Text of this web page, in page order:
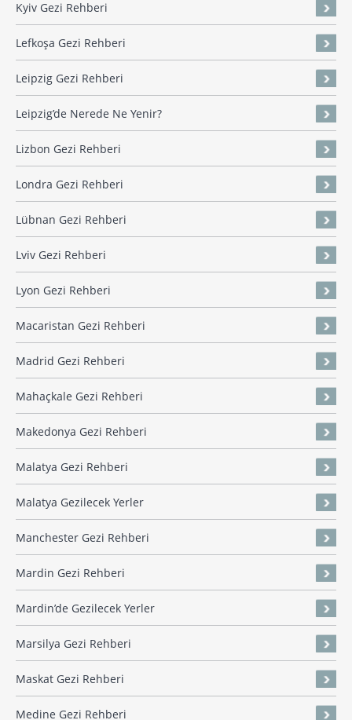
Kyiv Gezi Rehberi
Lefkoşa Gezi Rehberi
Leipzig Gezi Rehberi
Leipzig’de Nerede Ne Yenir?
Lizbon Gezi Rehberi
Londra Gezi Rehberi
Lübnan Gezi Rehberi
Lviv Gezi Rehberi
Lyon Gezi Rehberi
Macaristan Gezi Rehberi
Madrid Gezi Rehberi
Mahaçkale Gezi Rehberi
Makedonya Gezi Rehberi
Malatya Gezi Rehberi
Malatya Gezilecek Yerler
Manchester Gezi Rehberi
Mardin Gezi Rehberi
Mardin’de Gezilecek Yerler
Marsilya Gezi Rehberi
Maskat Gezi Rehberi
Medine Gezi Rehberi